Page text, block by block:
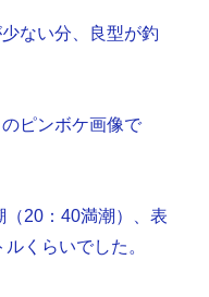
ない分、良型が釣
ピンボケ画像で
20：40満潮）、表
くらいでした。